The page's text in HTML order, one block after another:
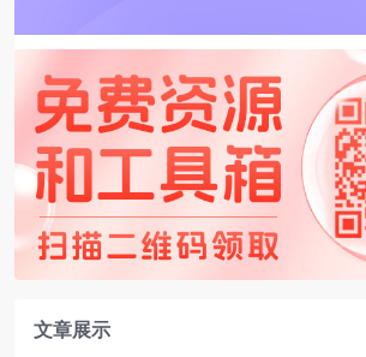
文章展示